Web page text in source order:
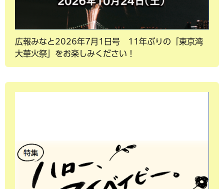
広報みなと2026年7月1日号 11年ぶりの「東京湾
大華火祭」をお楽しみください！